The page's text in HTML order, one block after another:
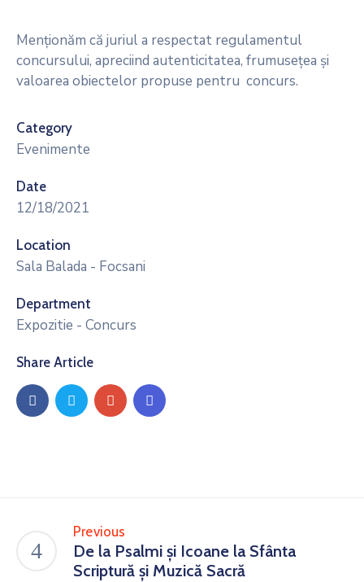
Menţionăm că juriul a respectat regulamentul
concursului, apreciind autenticitatea, frumuseţea și
valoarea obiectelor propuse pentru concurs.
Category
Evenimente
Date
12/18/2021
Location
Sala Balada - Focsani
Department
Expozitie - Concurs
Share Article
Previous
De la Psalmi și Icoane la Sfânta
Scriptură și Muzică Sacră